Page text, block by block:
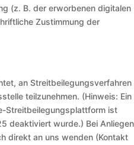
(z. B. der erworbenen digitalen
Zustimmung der
an Streitbeilegungsverfahren
teilzunehmen. (Hinweis: Ein
Streitbeilegungsplattform ist
deaktiviert wurde.) Bei Anliegen
direkt an uns wenden (Kontakt